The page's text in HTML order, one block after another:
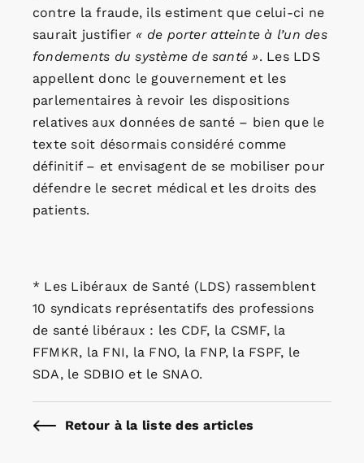
contre la fraude, ils estiment que celui-ci ne
saurait justifier « de porter atteinte à l’un des
fondements du système de santé ». Les LDS
appellent donc le gouvernement et les
parlementaires à revoir les dispositions
relatives aux données de santé – bien que le
texte soit désormais considéré comme
définitif – et envisagent de se mobiliser pour
défendre le secret médical et les droits des
patients.
* Les Libéraux de Santé (LDS) rassemblent
10 syndicats représentatifs des professions
de santé libéraux : les CDF, la CSMF, la
FFMKR, la FNI, la FNO, la FNP, la FSPF, le
SDA, le SDBIO et le SNAO.
Retour à la liste des articles